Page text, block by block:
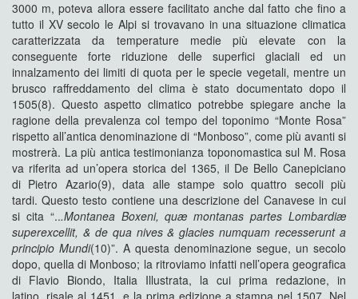
3000 m, poteva allora essere facilitato anche dal fatto che fino a
tutto il XV secolo le Alpi si trovavano in una situazione climatica
caratterizzata da temperature medie più elevate con la
conseguente forte riduzione delle superfici glaciali ed un
innalzamento dei limiti di quota per le specie vegetali, mentre un
brusco raffreddamento del clima è stato documentato dopo il
1505(8). Questo aspetto climatico potrebbe spiegare anche la
ragione della prevalenza col tempo del toponimo “Monte Rosa”
rispetto all’antica denominazione di “Monboso”, come più avanti si
mostrerà. La più antica testimonianza toponomastica sul M. Rosa
va riferita ad un’opera storica del 1365, il De Bello Canepiciano
di Pietro Azario(9), data alle stampe solo quattro secoli più
tardi. Questo testo contiene una descrizione del Canavese in cui
si cita “...Montanea Boxeni, quæ montanas partes Lombardiæ
superexcellit, & de qua nives & glacies numquam recesserunt a
principio Mundi(10)”. A questa denominazione segue, un secolo
dopo, quella di Monboso; la ritroviamo infatti nell’opera geografica
di Flavio Biondo, Italia Illustrata, la cui prima redazione, in